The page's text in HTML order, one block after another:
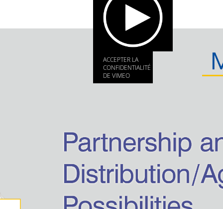
ACCEPTER LA
CONFIDENTIALITÉ
DE VIMEO
Possibilités de partenariat et de
distribution/agence
Des idées de matériaux au rythme du temps :